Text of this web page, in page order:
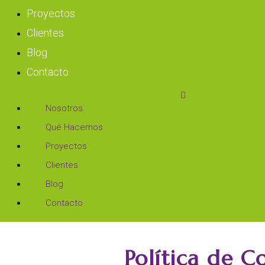
Proyectos
Clientes
Blog
Contacto
Nosotros
Qué Hacemos
Proyectos
Clientes
Blog
Contacto
Política de